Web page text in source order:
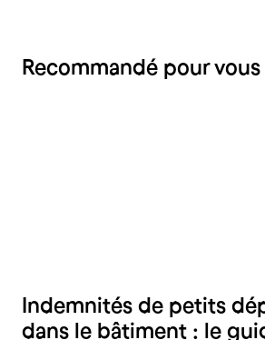
Recommandé pour vous
Indemnités de petits
dans le bâtiment : le